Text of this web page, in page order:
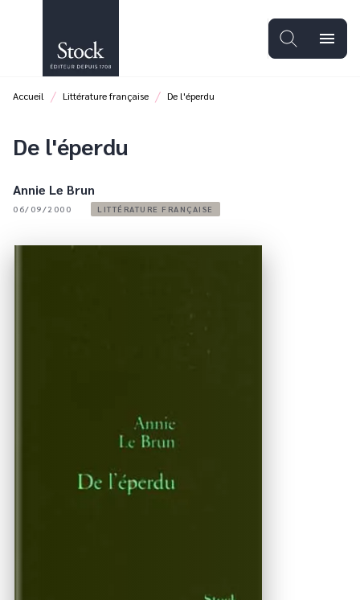
PIED DE PAGE
menu
Accueil / Littérature française / De l'éperdu
De l'éperdu
Annie Le Brun
06/09/2000 LITTÉRATURE FRANÇAISE